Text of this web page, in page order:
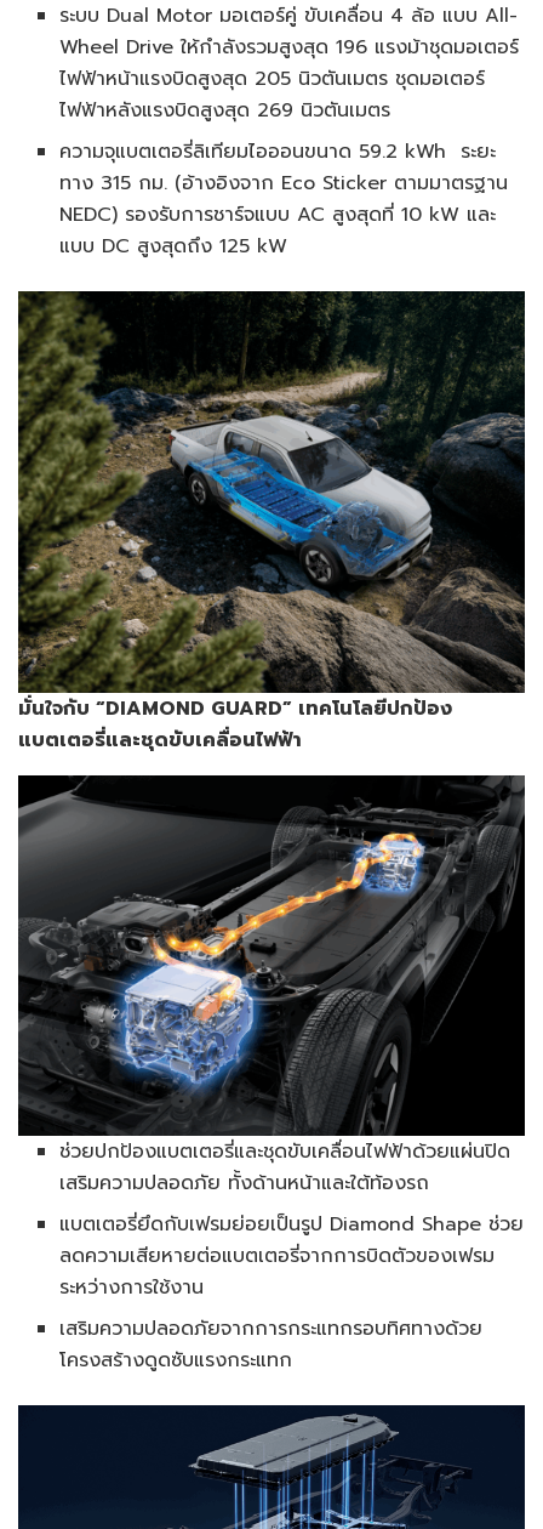
ระบบ Dual Motor มอเตอร์คู่ ขับเคลื่อน 4 ล้อ แบบ All-
Wheel Drive ให้กำลังรวมสูงสุด 196 แรงม้าชุดมอเตอร์
ไฟฟ้าหน้าแรงบิดสูงสุด 205 นิวตันเมตร ชุดมอเตอร์
ไฟฟ้าหลังแรงบิดสูงสุด 269 นิวตันเมตร
ความจุแบตเตอรี่ลิเทียมไอออนขนาด 59.2 kWh ระยะ
ทาง 315 กม. (อ้างอิงจาก Eco Sticker ตามมาตรฐาน
NEDC) รองรับการชาร์จแบบ AC สูงสุดที่ 10 kW และ
แบบ DC สูงสุดถึง 125 kW
มั่นใจกับ “DIAMOND GUARD” เทคโนโลยีปกป้อง
แบตเตอรี่และชุดขับเคลื่อนไฟฟ้า
ช่วยปกป้องแบตเตอรี่และชุดขับเคลื่อนไฟฟ้าด้วยแผ่นปิด
เสริมความปลอดภัย ทั้งด้านหน้าและใต้ท้องรถ
แบตเตอรี่ยึดกับเฟรมย่อยเป็นรูป Diamond Shape ช่วย
ลดความเสียหายต่อแบตเตอรี่จากการบิดตัวของเฟรม
ระหว่างการใช้งาน
เสริมความปลอดภัยจากการกระแทกรอบทิศทางด้วย
โครงสร้างดูดซับแรงกระแทก